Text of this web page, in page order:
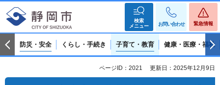
検索
メニュー
お問い合わせ 緊急情報
防災・安全 くらし・手続き 子育て・教育 健康・医療・福祉
ページID：2021 更新日：2025年12月9日